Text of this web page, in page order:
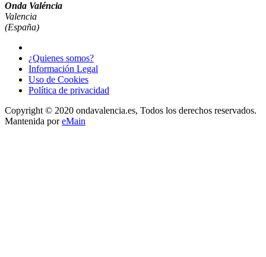
Onda Valéncia
Valencia
(España)
¿Quienes somos?
Información Legal
Uso de Cookies
Política de privacidad
Copyright © 2020 ondavalencia.es, Todos los derechos reservados.
Mantenida poreMain